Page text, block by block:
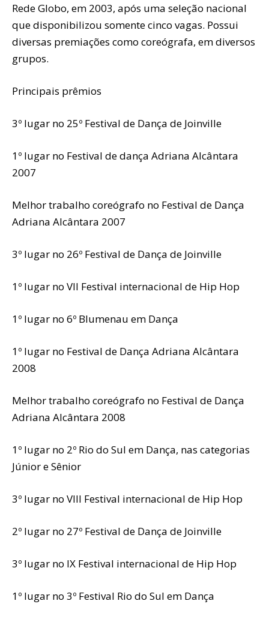
Rede Globo, em 2003, após uma seleção nacional
que disponibilizou somente cinco vagas. Possui
diversas premiações como coreógrafa, em diversos
grupos.
Principais prêmios
3º lugar no 25º Festival de Dança de Joinville
1º lugar no Festival de dança Adriana Alcântara
2007
Melhor trabalho coreógrafo no Festival de Dança
Adriana Alcântara 2007
3º lugar no 26º Festival de Dança de Joinville
1º lugar no VII Festival internacional de Hip Hop
1º lugar no 6º Blumenau em Dança
1º lugar no Festival de Dança Adriana Alcântara
2008
Melhor trabalho coreógrafo no Festival de Dança
Adriana Alcântara 2008
1º lugar no 2º Rio do Sul em Dança, nas categorias
Júnior e Sênior
3º lugar no VIII Festival internacional de Hip Hop
2º lugar no 27º Festival de Dança de Joinville
3º lugar no IX Festival internacional de Hip Hop
1º lugar no 3º Festival Rio do Sul em Dança